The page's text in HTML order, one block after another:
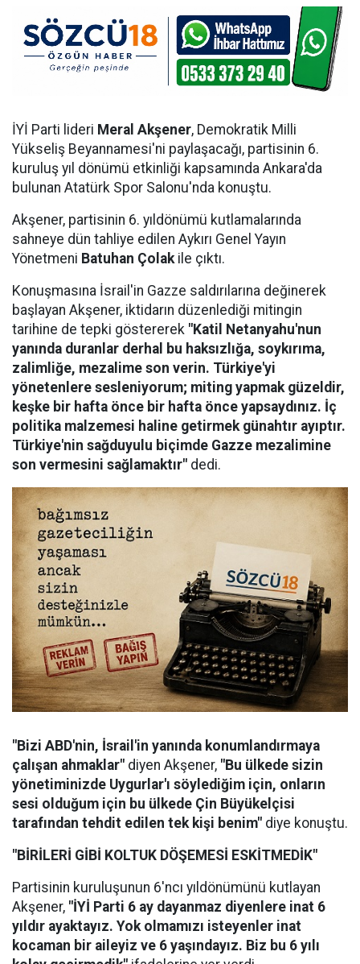
İYİ Parti lideri Meral Akşener, Demokratik Milli
Yükseliş Beyannamesi'ni paylaşacağı, partisinin 6.
kuruluş yıl dönümü etkinliği kapsamında Ankara'da
bulunan Atatürk Spor Salonu'nda konuştu.
Akşener, partisinin 6. yıldönümü kutlamalarında
sahneye dün tahliye edilen Aykırı Genel Yayın
Yönetmeni Batuhan Çolak ile çıktı.
Konuşmasına İsrail'in Gazze saldırılarına değinerek
başlayan Akşener, iktidarın düzenlediği mitingin
tarihine de tepki göstererek "Katil Netanyahu'nun
yanında duranlar derhal bu haksızlığa, soykırıma,
zalimliğe, mezalime son verin. Türkiye'yi
yönetenlere sesleniyorum; miting yapmak güzeldir,
keşke bir hafta önce bir hafta önce yapsaydınız. İç
politika malzemesi haline getirmek günahtır ayıptır.
Türkiye'nin sağduyulu biçimde Gazze mezalimine
son vermesini sağlamaktır" dedi.
"Bizi ABD'nin, İsrail'in yanında konumlandırmaya
çalışan ahmaklar" diyen Akşener, "Bu ülkede sizin
yönetiminizde Uygurlar'ı söylediğim için, onların
sesi olduğum için bu ülkede Çin Büyükelçisi
tarafından tehdit edilen tek kişi benim" diye konuştu.
"BİRİLERİ GİBİ KOLTUK DÖŞEMESİ ESKİTMEDİK"
Partisinin kuruluşunun 6'ncı yıldönümünü kutlayan
Akşener, "İYİ Parti 6 ay dayanmaz diyenlere inat 6
yıldır ayaktayız. Yok olmamızı isteyenler inat
kocaman bir aileyiz ve 6 yaşındayız. Biz bu 6 yılı